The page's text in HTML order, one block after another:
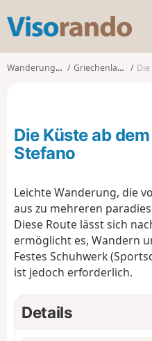
s
o
o
Wanderungen Griechenland Die
Die Küste ab
Stefano
Leichte Wanderung, die
aus zu mehreren
Diese Route lässt sich
ermöglicht es, Wandern
Festes Schuhwerk
ist jedoch erforderlich.
Details